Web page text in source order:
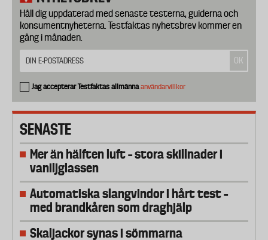
Håll dig uppdaterad med senaste testerna, guiderna och
konsumentnyheterna. Testfaktas nyhetsbrev kommer en
gång i månaden.
Jag accepterar Testfaktas allmännaanvändarvillkor
SENASTE
Mer än hälften luft – stora skillnader i
vaniljglassen
Automatiska slangvindor i hårt test –
med brandkåren som draghjälp
Skaljackor synas i sömmarna